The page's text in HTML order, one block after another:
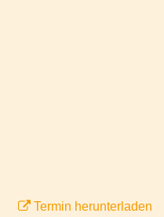
Termin herunterladen